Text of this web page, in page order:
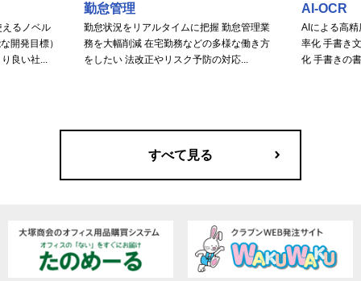
るノベル
開発目標）
良い社...
勤怠管理
勤怠状況をリアルタイムに把握 勤怠管理業
務を大幅削減 在宅勤務などの多様な働き方
をしたい 法改正やリスク予防の対応...
AI-OCR
AIによる高
率化 手書き
化 手書きの
すべて見る